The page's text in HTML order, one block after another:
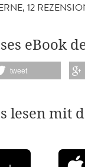
12
eBook
tweet
lesen mit